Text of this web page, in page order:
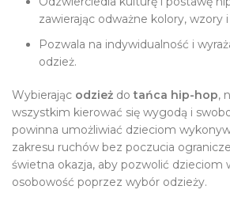
zawierając odważne kolory, wzory
Pozwala na indywidualność i
odzież.
Wybierając odzież dotańca hip-hop,
wszystkim kierować się wygodą i
powinna umożliwiać dzieciom
zakresu ruchów bez poczucia
świetna okazja, aby pozwolić dzieciom
osobowość poprzez wybór odzieży.